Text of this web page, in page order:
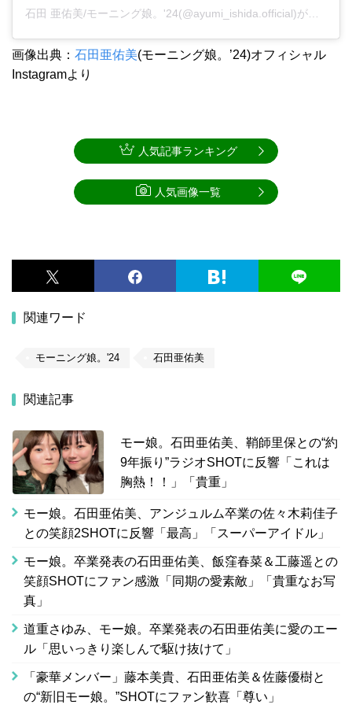
画像出典： 石田亜佑美(モーニング娘。’24)オフィシャル
Instagramより
関連ワード
モーニング娘。'24 石田亜佑美
関連記事
モー娘。石田亜佑美、鞘師里保との“約
9年振り”ラジオSHOTに反響「これは
胸熱！！」「貴重」
モー娘。石田亜佑美、アンジュルム卒業の佐々木莉佳子
との笑顔2SHOTに反響「最高」「スーパーアイドル」
モー娘。卒業発表の石田亜佑美、飯窪春菜＆工藤遥との
笑顔SHOTにファン感激「同期の愛素敵」「貴重なお写
真」
道重さゆみ、モー娘。卒業発表の石田亜佑美に愛のエー
ル「思いっきり楽しんで駆け抜けて」
「豪華メンバー」藤本美貴、石田亜佑美＆佐藤優樹と
の“新旧モー娘。”SHOTにファン歓喜「尊い」
人気記事ランキング
人気画像一覧